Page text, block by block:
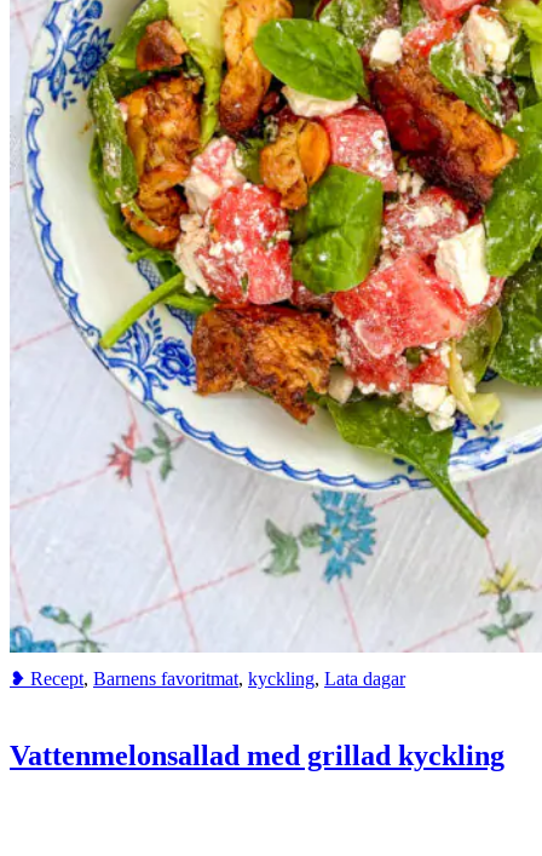
❥ Recept, Barnens favoritmat, kyckling, Lata dagar
Vattenmelonsallad med grillad kyckling